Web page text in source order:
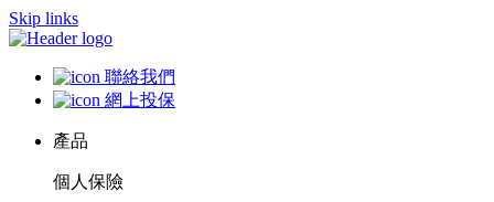
Skip links
聯絡我們
網上投保
產品
個人保險